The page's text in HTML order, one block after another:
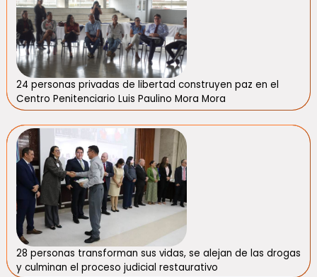
24 personas privadas de libertad construyen paz en el
Centro Penitenciario Luis Paulino Mora Mora
28 personas transforman sus vidas, se alejan de las drogas
y culminan el proceso judicial restaurativo